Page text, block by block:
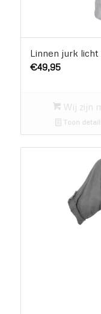
Linnen jurk licht
€49,95
Wij zijn
Toon